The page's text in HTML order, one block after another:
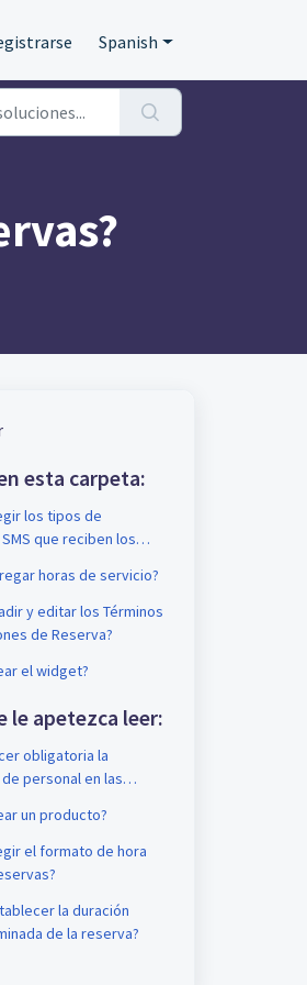
Spanish
esta carpeta:
los tipos de
que reciben los
horas de servicio?
y editar los Términos
de Reserva?
el widget?
le apetezca leer:
obligatoria la
personal en las
un producto?
el formato de hora
la duración
de la reserva?